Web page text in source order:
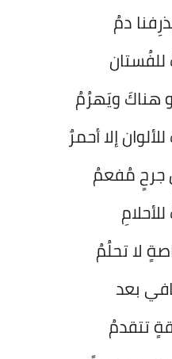
دمُ
هناكَ ويَهرُمُ
إلا أحمرٌ
مُفعمُ
لا تحلُمُ
بعد
تتقدمُ